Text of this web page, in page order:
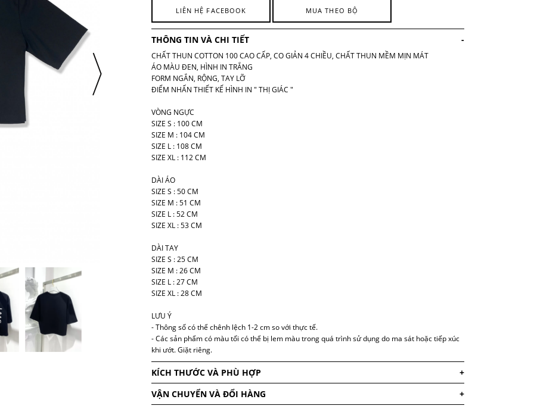
LIÊN HỆ FACEBOOK MUA THEO BỘ
THÔNG TIN VÀ CHI TIẾT -
CHẤT THUN COTTON 100 CAO CẤP, CO GIẢN 4 CHIỀU, CHẤT THUN MỀM MỊN MÁT
ÁO MÀU ĐEN, HÌNH IN TRẮNG
FORM NGẮN, RỘNG, TAY LỠ
ĐIỂM NHẤN THIẾT KẾ HÌNH IN " THỊ GIÁC "
VÒNG NGỰC
SIZE S : 100 CM
SIZE M : 104 CM
SIZE L : 108 CM
SIZE XL : 112 CM
DÀI ÁO
SIZE S : 50 CM
SIZE M : 51 CM
SIZE L : 52 CM
SIZE XL : 53 CM
DÀI TAY
SIZE S : 25 CM
SIZE M : 26 CM
SIZE L : 27 CM
SIZE XL : 28 CM
LƯU Ý
- Thông số có thể chênh lệch 1-2 cm so với thực tế.
​- Các sản phẩm có màu tối có thể bị lem màu trong quá trình sử dụng do ma sát hoặc tiếp xúc
khi ướt. Giặt riêng.
KÍCH THƯỚC VÀ PHÙ HỢP
+
VẬN CHUYỂN VÀ ĐỔI HÀNG
+